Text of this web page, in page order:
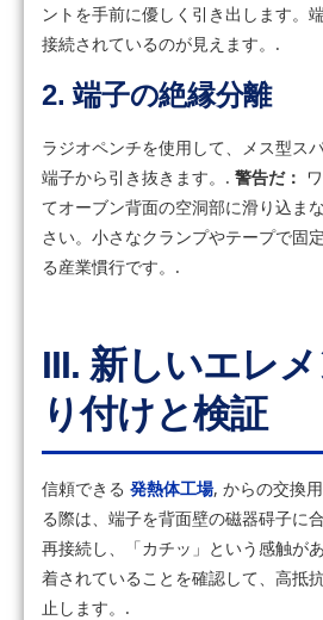
ントを手前に優しく引き出します。
接続されているのが見えます。.
2. 端子の絶縁分離
ラジオペンチを使用して、メス型ス
端子から引き抜きます。. 警告だ：
てオーブン背面の空洞部に滑り込ま
さい。小さなクランプやテープで固
る産業慣行です。.
III. 新しいエレ
り付けと検証
信頼できる 発熱体工場, からの交換
る際は、端子を背面壁の磁器碍子に
再接続し、「カチッ」という感触が
着されていることを確認して、高抵
止します。.